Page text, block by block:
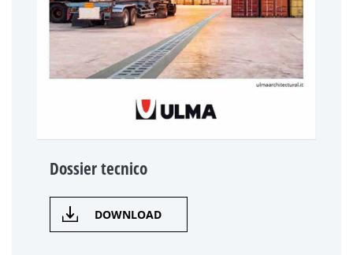
Dossier tecnico
DOWNLOAD